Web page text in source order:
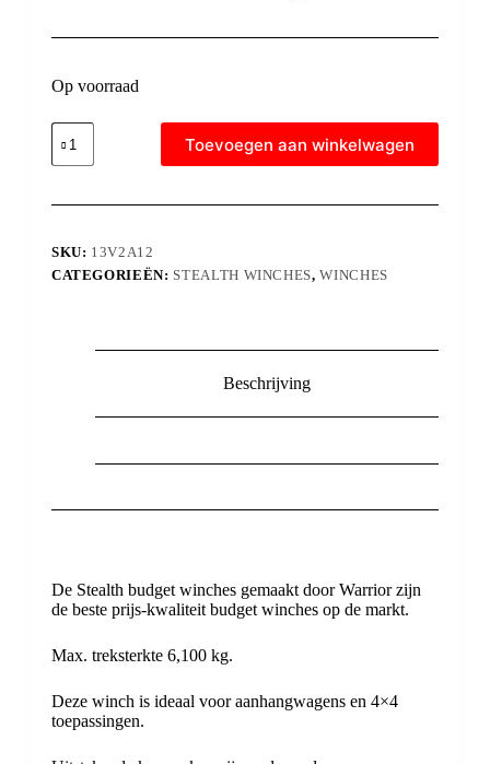
Op voorraad
Toevoegen aan winkelwagen
SKU: 13V2A12
CATEGORIEËN: STEALTH WINCHES,WINCHES
Beschrijving
De Stealth budget winches gemaakt door Warrior zijn
de beste prijs-kwaliteit budget winches op de markt.
Max. treksterkte 6,100 kg.
Deze winch is ideaal voor aanhangwagens en 4×4
toepassingen.